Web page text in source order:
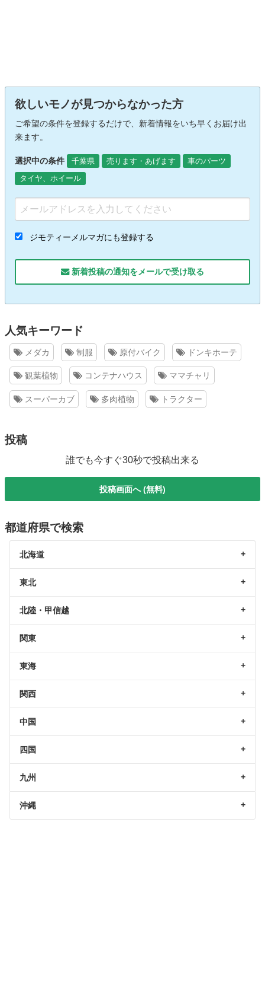
欲しいモノが見つからなかった方
ご希望の条件を登録するだけで、新着情報をいち早くお届け出
来ます。
選択中の条件 千葉県 売ります・あげます
車のパーツ
タイヤ、ホイール
ジモティーメルマガにも登録する
新着投稿の通知をメールで受け取る
人気キーワード
メダカ 制服 原付バイク ドンキホーテ
観葉植物 コンテナハウス ママチャリ
スーパーカブ 多肉植物 トラクター
投稿
誰でも今すぐ30秒で投稿出来る
投稿画面へ (無料)
都道府県で検索
北海道
東北
北陸・甲信越
関東
東海
関西
中国
四国
九州
沖縄